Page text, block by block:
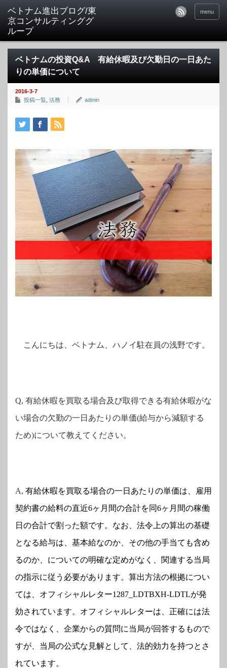
ベトナム進出ブログ/東
京コンサルティンググ
ループ
menu
ベトナムの投資Q&A 有給休暇及び欠勤日の一日あた
りの単価について
2016-3-7
投稿一覧 法務 admin
こんにちは、ベトナム、ハノイ駐在員の浅野です。
Q, 有給休暇を買取る場合及び取得できる有給休暇がな
い場合の欠勤の一日あたりの単価(給与から減額する
ため)について教えてください。
A, 有給休暇を買取る場合の一日あたりの単価は、雇用
契約書の給料の直近6ヶ月間の合計を同6ヶ月間の稼働
日の合計で割った額です。なお、法令上の算出の基礎
となる給与は、基本給なのか、その他の手当ても含め
るのか、についての明確な定めがなく、関連する当局
の指示に従う必要があります。算出方法の根拠につい
ては、オフィシャルレター1287_LDTBXH-LDTLが発
効されています。オフィシャルレターは、正確には法
令ではなく、企業からの質問に当局が回答するもので
すが、当局の公式な見解として、法的効力を持つとさ
れています。